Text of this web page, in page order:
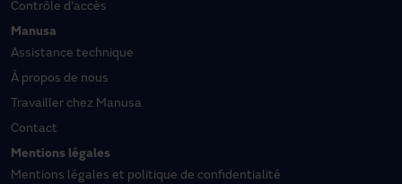
Contrôle d'accès
Manusa
Assistance technique
À propos de nous
Travailler chez Manusa
Contact
Mentions légales
Mentions légales et politique de confidentialité